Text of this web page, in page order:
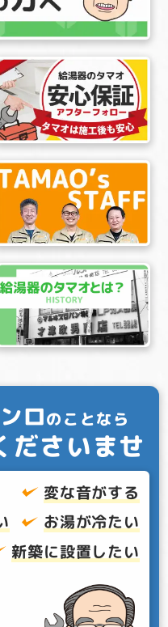
ロのことなら
ださいませ
変な音がする
お湯が冷たい
新築に設置したい